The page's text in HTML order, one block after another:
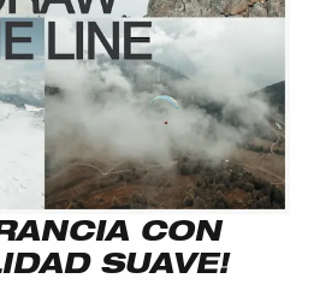
CON
SUAVE!